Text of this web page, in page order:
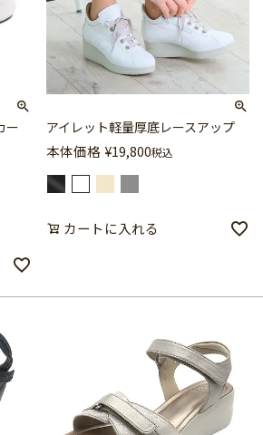
ー アイレット軽量厚底レースアップ
本体価格 ¥19,800税込
カートに入れる